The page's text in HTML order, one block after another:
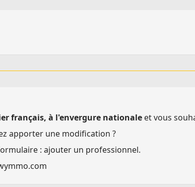
français, à l'envergure nationale et vous
apporter une modification ?
: ajouter un professionnel.